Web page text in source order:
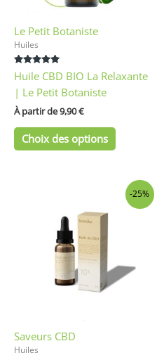
Le Petit Botaniste
Huiles
Note
5.00
sur 5
Huile CBD BIO La Relaxante
| Le Petit Botaniste
À partir de 9,90€
Choix des options
page
-25%
Saveurs CBD
Huiles
Ce
produit
Les
options